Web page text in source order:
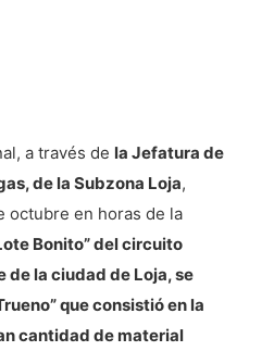
a través de la Jefatura de
de la Subzona Loja,
octubre en horas de la
Bonito” del circuito
la ciudad de Loja, se
que consistió en la
cantidad de material